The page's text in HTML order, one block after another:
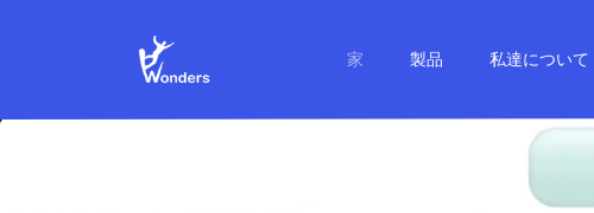
家 製品 私達について